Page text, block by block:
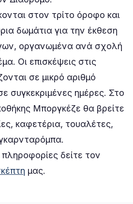
στον τρίτο όροφο και
δωμάτια για την έκθεση
οργανωμένα ανά σχολή
Οι επισκέψεις στις
σε μικρό αριθμό
συγκεκριμένες ημέρες. Στο
Μποργκέζε θα βρείτε
καφετέρια, τουαλέτες,
δείτε τον
μας.